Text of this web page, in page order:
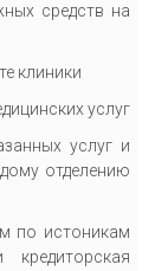
средств на
клиники
услуг
услуг и
отделению
по истоникам